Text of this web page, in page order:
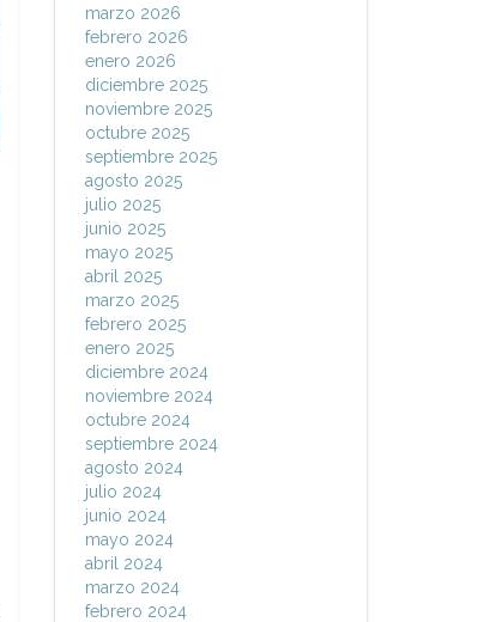
marzo 2026
febrero 2026
enero 2026
diciembre 2025
noviembre 2025
octubre 2025
septiembre 2025
agosto 2025
julio 2025
junio 2025
mayo 2025
abril 2025
marzo 2025
febrero 2025
enero 2025
diciembre 2024
noviembre 2024
octubre 2024
septiembre 2024
agosto 2024
julio 2024
junio 2024
mayo 2024
abril 2024
marzo 2024
febrero 2024